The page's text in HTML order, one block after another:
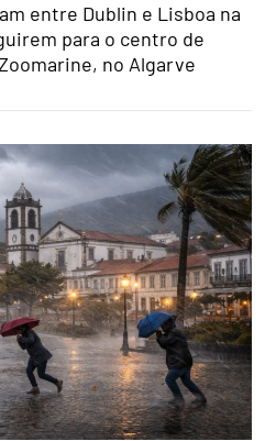
entre Dublin e Lisboa na
para o centro de
no Algarve